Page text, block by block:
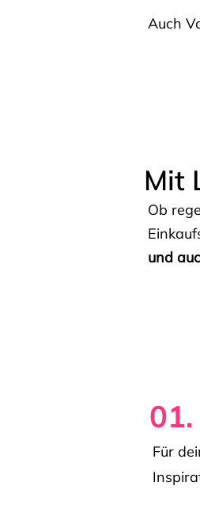
Auch
Mit
Ob
und
01.
Für